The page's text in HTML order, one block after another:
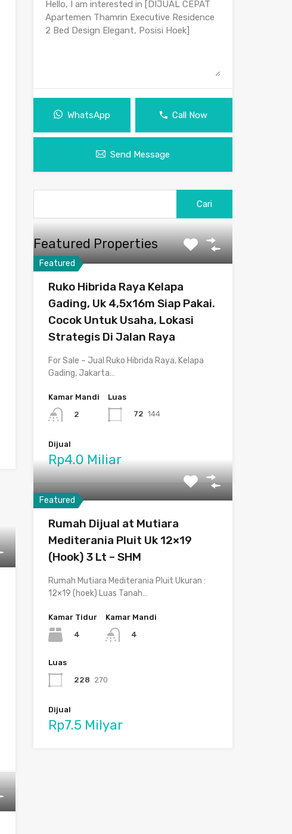
WhatsApp Call Now
Send Message
untuk:
Featured Properties
Featured
Ruko Hibrida Raya Kelapa
Gading, Uk 4,5x16m Siap Pakai.
Cocok Untuk Usaha, Lokasi
Strategis Di Jalan Raya
For Sale – Jual Ruko Hibrida Raya, Kelapa
Gading, Jakarta…
Kamar Mandi
2
Luas
72 144
Dijual
Rp4.0 Miliar
Featured
Rumah Dijual at Mutiara
Mediterania Pluit Uk 12×19
(Hook) 3 Lt – SHM
Rumah Mutiara Mediterania Pluit Ukuran :
12×19 (hoek) Luas Tanah…
Kamar Tidur
4
Kamar Mandi
4
Luas
228 270
Dijual
Rp7.5 Milyar